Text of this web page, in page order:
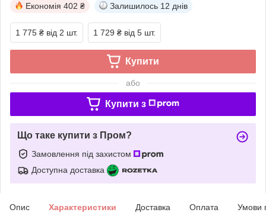
Економія 402 ₴ Залишилось 12 днів
1 775 ₴ від 2 шт. 1 729 ₴ від 5 шт.
Купити
або
Купити з
Що таке купити з Пром?
Замовлення під захистом
Доступна доставка
Опис Характеристики Доставка Оплата Умови